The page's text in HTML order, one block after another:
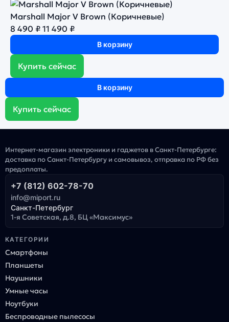
Marshall Major V Brown (Коричневые)
8 490 ₽ 11 490 ₽
В корзину
Купить сейчас
В корзину
Купить сейчас
Интернет-магазин электроники и гаджетов в Санкт-Петербурге:
доставка по Санкт-Петербургу и самовывоз, отправка по РФ без
предоплаты.
+7 (812) 602-78-70
info@miport.ru
Санкт-Петербург
1-я Советская, д.8, БЦ «Максимус»
КАТЕГОРИИ
Смартфоны
Планшеты
Наушники
Умные часы
Ноутбуки
Беспроводные пылесосы